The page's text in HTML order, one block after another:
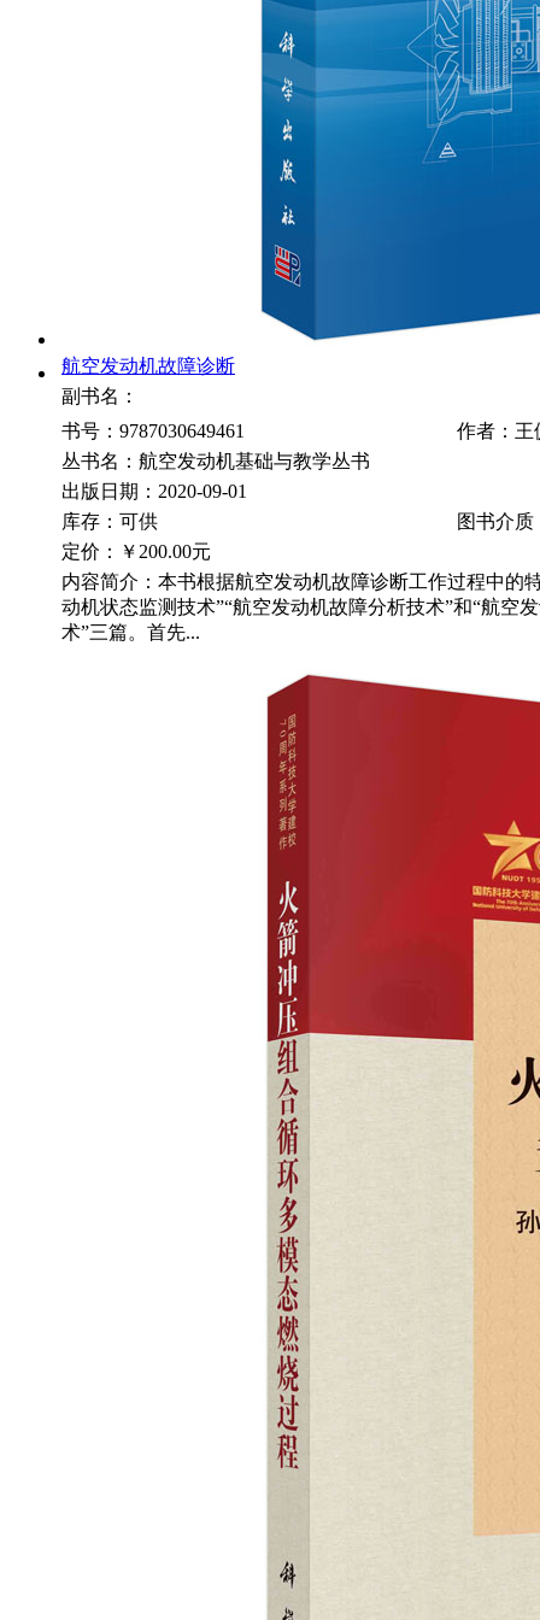
航空发动机故障诊断
副书名：
书号：9787030649461
作者：王
丛书名：航空发动机基础与教学丛书
出版日期：2020-09-01
库存：可供
图书介质
定价：
￥200.00元
内容简介：本书根据航空发动机故障诊断工作过程中的
动机状态监测技术”“航空发动机故障分析技术”和“航空
术”三篇。首先...